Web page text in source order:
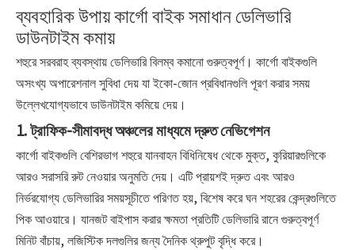
ব্যবহারিক উপায় কার্গো বাইক সমাধান ডেলিভারি
ডাউনটাইম কমায়
শহুরে সরবরাহ ব্যবস্থায় ডেলিভারি বিলম্ব কমানো গুরুত্বপূর্ণ। কার্গো বাইকগুলি
অসংখ্য অপারেশনাল সুবিধা দেয় যা ইকো-জোন প্রবিধানগুলি পূরণ করার সময়
উল্লেখযোগ্যভাবে ডাউনটাইম কমিয়ে দেয়।
1. ট্রাফিক-সীমাবদ্ধ অঞ্চলের মাধ্যমে দ্রুত নেভিগেশন
কার্গো বাইকগুলি বেশিরভাগ শহুরে যানবাহন বিধিনিষেধ থেকে মুক্ত, কুরিয়ারগুলিকে
আরও সরাসরি রুট নেওয়ার অনুমতি দেয়। এটি প্রায়শই দ্রুত এবং আরও
নির্ভরযোগ্য ডেলিভারির সময়সূচীতে পরিণত হয়, বিশেষ করে ঘন শহরের কেন্দ্রগুলিতে
পিক আওয়ারে। যানজট বাইপাস করার ক্ষমতা প্রতিটি ডেলিভারি রানে গুরুত্বপূর্ণ
মিনিট বাঁচায়, লজিস্টিক দলগুলির জন্য দৈনিক থ্রুপুট বৃদ্ধি করে।